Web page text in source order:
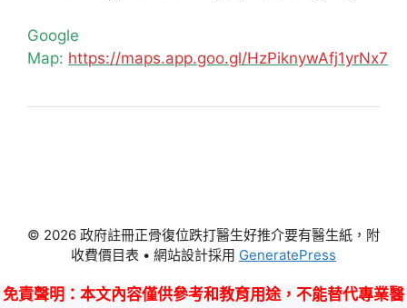
Google
Map: https://maps.app.goo.gl/HzPiknywAfj1yrNx7
© 2026 政府註冊正骨復位跌打醫生好推介要有醫生紙，附
收費價目表 • 網站設計採用 GeneratePress
免責聲明 ：本文內容僅供參考和教育用途，不能替代專業醫